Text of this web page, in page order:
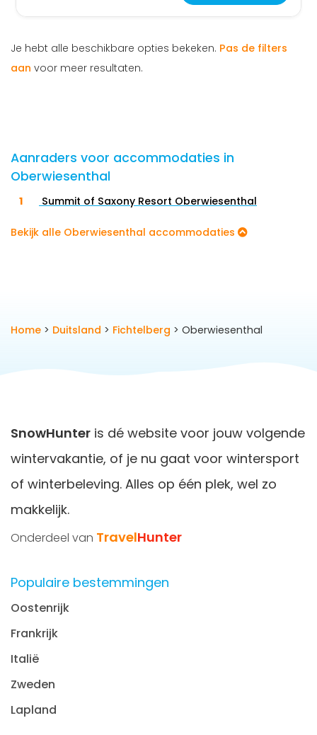
Je hebt alle beschikbare opties bekeken. Pas de filters
aan voor meer resultaten.
Aanraders voor accommodaties in
Oberwiesenthal
Summit of Saxony Resort Oberwiesenthal
Bekijk alle Oberwiesenthal accommodaties
Home > Duitsland > Fichtelberg > Oberwiesenthal
SnowHunter is dé website voor jouw volgende
wintervakantie, of je nu gaat voor wintersport
of winterbeleving. Alles op één plek, wel zo
makkelijk.
Onderdeel van TravelHunter
Populaire bestemmingen
Oostenrijk
Frankrijk
Italië
Zweden
Lapland